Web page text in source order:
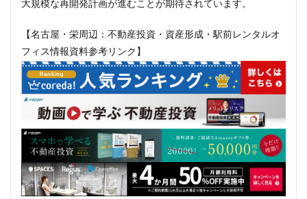
大規模な再開発計画が進むことが期待されています。
【名古屋・栄周辺：不動産投資・資産形成・駅前レンタルオ
フィス情報資料参考リンク】